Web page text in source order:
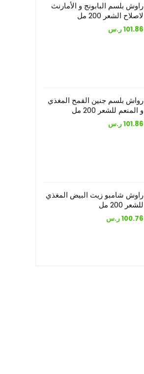
راوش بلسم البابونج و الأمارنث
لاصلاح الشعر 200 مل
101.86ر.س
رواش بلسم جنين القمح المغذي
و المنعم للشعر 200 مل
101.86ر.س
راوش شامبو زيت البيض المغذي
للشعر 200 مل
100.76ر.س